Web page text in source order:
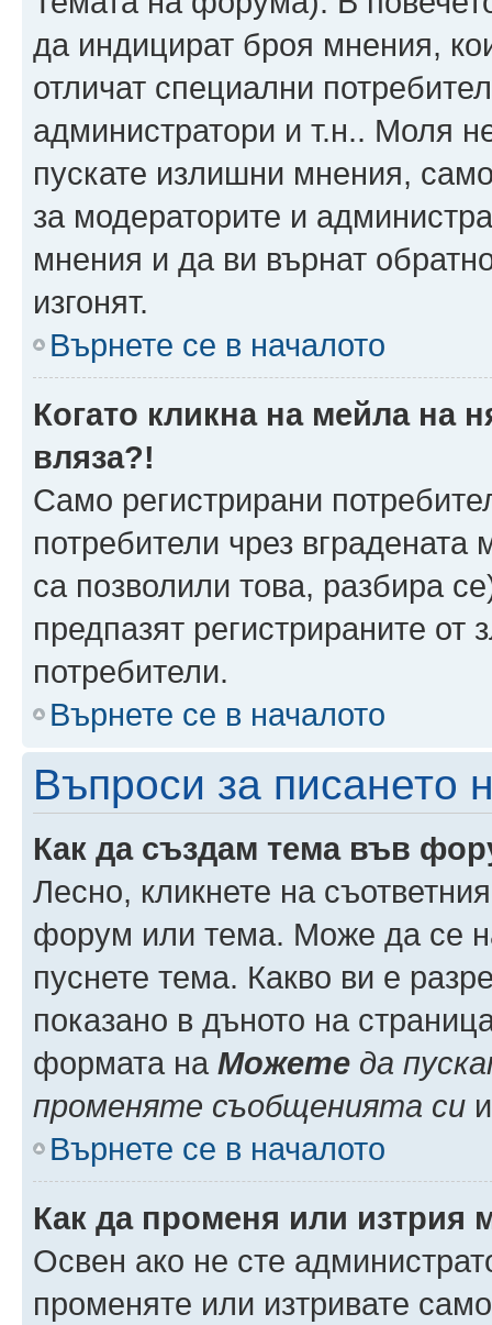
да индицират броя мнения,
отличат специални
администратори и т.н.. Моля
пускате излишни мнения,
за модераторите и
мнения и да ви върнат
изгонят.
Върнете се в началото
Когато кликна на мейла на
вляза?!
Само регистрирани
потребители чрез
са позволили това, разбира
предпазят регистрираните от
потребители.
Върнете се в началото
Въпроси за писането
Как да създам тема във
Лесно, кликнете на
форум или тема. Може да се
пуснете тема. Какво ви е
показано в дъното на
формата на Можете да
променяте съобщенията си
Върнете се в началото
Как да променя или изтрия
Освен ако не сте
променяте или изтривате